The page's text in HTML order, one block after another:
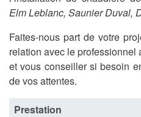
Elm Leblanc, Saunier Duval,
Faites-nous part de votre
relation avec le
et vous conseiller si besoin
de vos attentes.
Prestation